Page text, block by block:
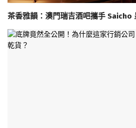
茶香雅韻：澳門瑞吉酒吧攜手 Saicho